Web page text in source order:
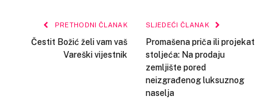
PRETHODNI ČLANAK
Čestit Božić želi vam vaš
Vareški vijestnik
SLJEDEĆI ČLANAK
Promašena priča ili projekat
stoljeća: Na prodaju
zemljište pored
neizgrađenog luksuznog
naselja